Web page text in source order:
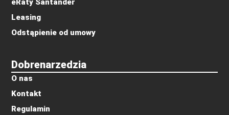
Dobrenarzedzia
O nas
Kontakt
Regulamin
eRaty Santander
Leasing
Odstąpienie od umowy